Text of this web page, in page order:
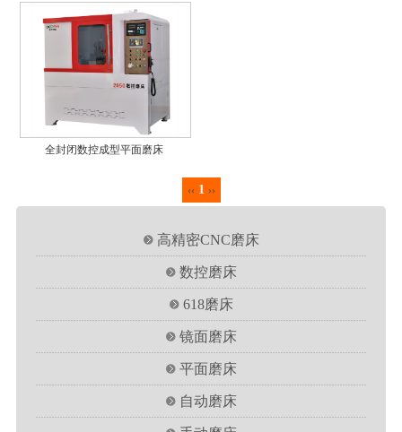
全封闭数控成型平面磨床
‹‹ 1 ››
高精密CNC磨床
数控磨床
618磨床
镜面磨床
平面磨床
自动磨床